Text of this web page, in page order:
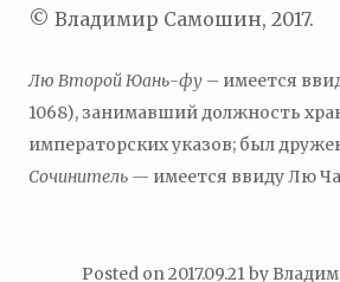
© Владимир Самошин, 2017.
Лю Второй Юань-фу – имеется
1068), занимавший должность
императорских указов; был
Сочинитель — имеется ввиду Лю
Posted on2017.09.21by